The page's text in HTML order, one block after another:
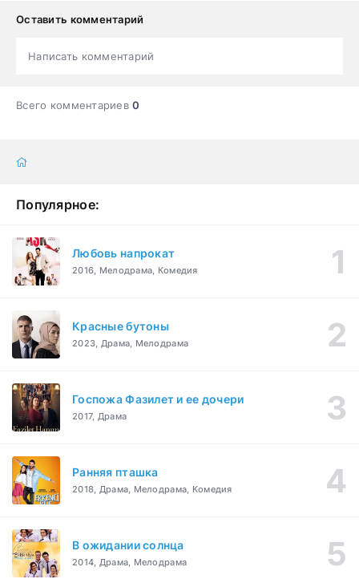
Оставить комментарий
Написать комментарий
Всего комментариев0
Популярное:
Любовь напрокат
2016, Мелодрама, Комедия
Красные бутоны
2023, Драма, Мелодрама
Госпожа Фазилет и ее дочери
2017, Драма
Ранняя пташка
2018, Драма, Мелодрама, Комедия
В ожидании солнца
2014, Драма, Мелодрама